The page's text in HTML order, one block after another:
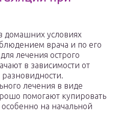
домашних условиях
врача и по его
лечения острого
в зависимости от
лечения в виде
помогают купировать
на начальной